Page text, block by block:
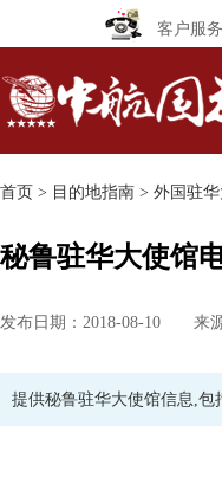
客户服
首页 > 目的地指南 > 外国驻
秘鲁驻华大使馆
发布日期：2018-08-10 来源
提供秘鲁驻华大使馆信息,包